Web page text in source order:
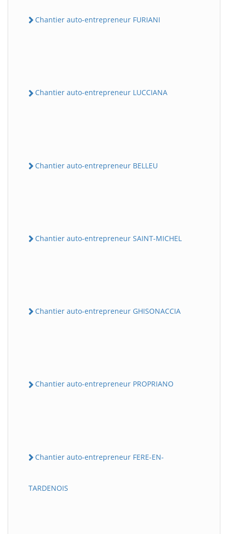
Chantier auto-entrepreneur FURIANI
Chantier auto-entrepreneur LUCCIANA
Chantier auto-entrepreneur BELLEU
Chantier auto-entrepreneur SAINT-MICHEL
Chantier auto-entrepreneur GHISONACCIA
Chantier auto-entrepreneur PROPRIANO
Chantier auto-entrepreneur FERE-EN-
TARDENOIS